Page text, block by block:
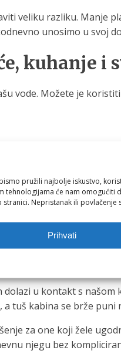
pružili najbolje iskustvo,
tehnologijama će nam omogućiti
stranici. Nepristanak ili povlačenje
Prihvati
veliku razliku. Manje
unosimo u svoj
kuhanje i
vode. Možete je koristiti
boci
ambalaže
za piće, hidratacija
dolazi u kontakt s
tuš kabina se brže puni
za one koji žele
njegu bez